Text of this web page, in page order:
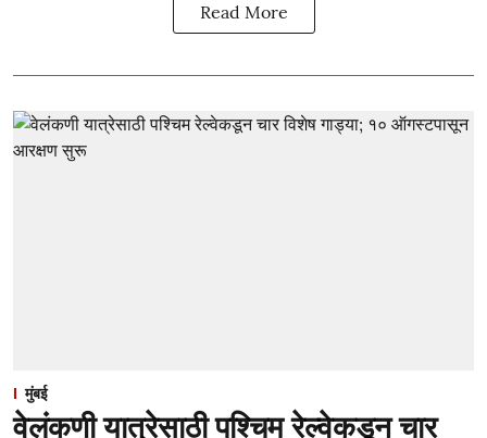
Read More
मुंबई
वेलंकणी यात्रेसाठी पश्चिम रेल्वेकडून चार